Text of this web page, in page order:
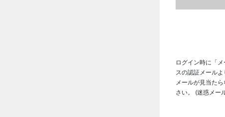
ログイン時に「
スの認証メールよ
メールが見当た
さい。 (迷惑メー